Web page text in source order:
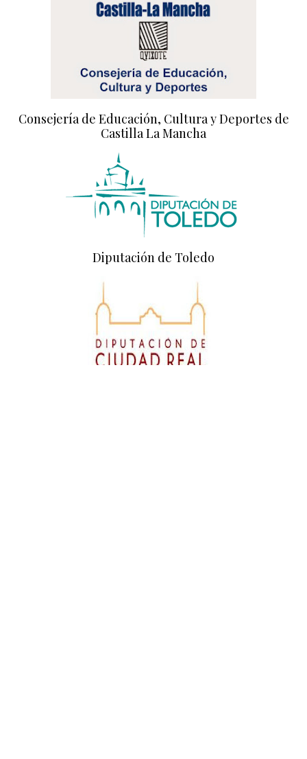
Consejería de Educación, Cultura y Deportes de
Castilla La Mancha
Diputación de Toledo